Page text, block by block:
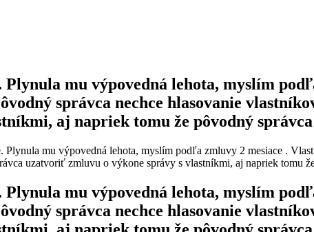
mu výpovedná lehota, myslím
správca nechce hlasovanie
aj napriek tomu že pôvodný
Plynula mu výpovedná lehota, myslím podľa zmluvy 2 mesiace .
uzatvoriť zmluvu o výkone správy s vlastníkmi, aj napriek tomu
mu výpovedná lehota, myslím
správca nechce hlasovanie